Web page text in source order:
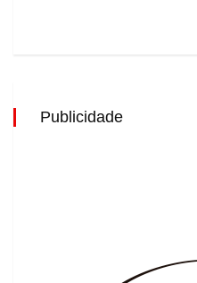
Publicidade